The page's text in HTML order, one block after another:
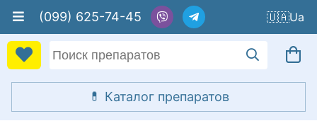
(099) 625-74-45 🇺🇦